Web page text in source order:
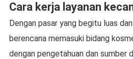
Cara kerja layanan
Dengan pasar yang begitu luas
berencana memasuki bidang
dengan pengetahuan dan sumber